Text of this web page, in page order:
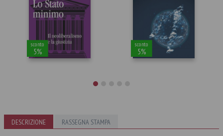
sconto
5%
Lo stato minimo
sconto
5%
rivoluzione
DESCRIZIONE RASSEGNA STAMPA